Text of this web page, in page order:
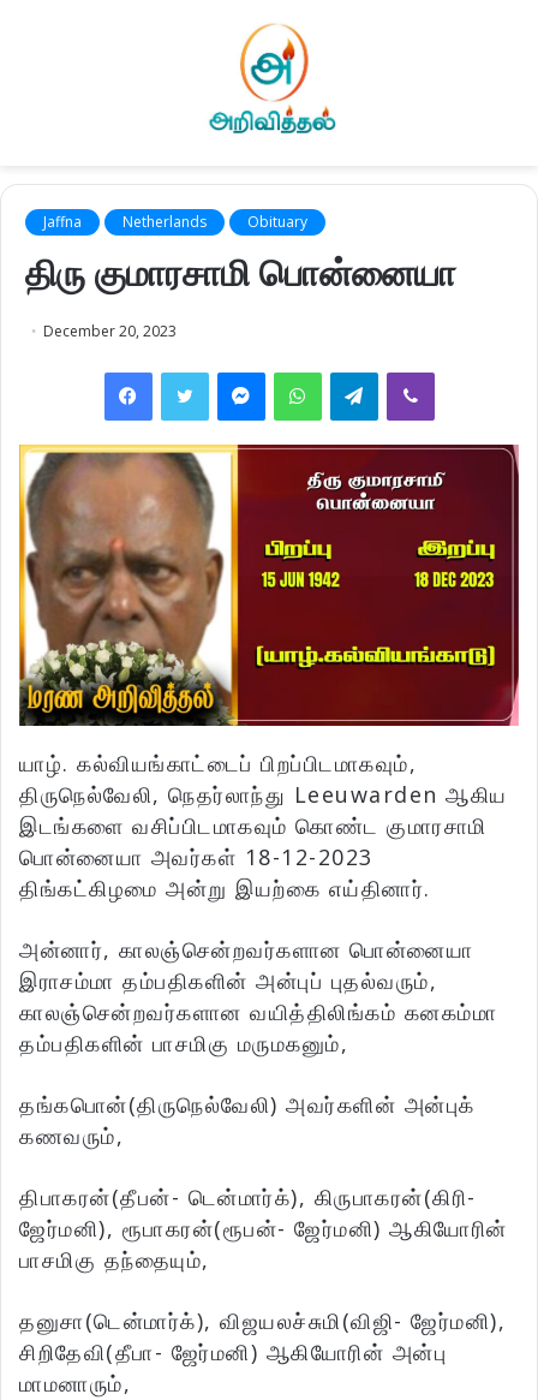
Jaffna Netherlands Obituary
திரு குமாரசாமி பொன்னையா
December 20, 2023
FacebookTwitter MessengerWhatsAppTelegramViber
யாழ். கல்வியங்காட்டைப் பிறப்பிடமாகவும்,
திருநெல்வேலி, நெதர்லாந்து Leeuwarden ஆகிய
இடங்களை வசிப்பிடமாகவும் கொண்ட குமாரசாமி
பொன்னையா அவர்கள் 18-12-2023
திங்கட்கிழமை அன்று இயற்கை எய்தினார்.
அன்னார், காலஞ்சென்றவர்களான பொன்னையா
இராசம்மா தம்பதிகளின் அன்புப் புதல்வரும்,
காலஞ்சென்றவர்களான வயித்திலிங்கம் கனகம்மா
தம்பதிகளின் பாசமிகு மருமகனும்,
தங்கபொன்(திருநெல்வேலி) அவர்களின் அன்புக்
கணவரும்,
திபாகரன்(தீபன்- டென்மார்க்), கிருபாகரன்(கிரி-
ஜேர்மனி), ரூபாகரன்(ரூபன்- ஜேர்மனி) ஆகியோரின்
பாசமிகு தந்தையும்,
தனுசா(டென்மார்க்), விஜயலச்சுமி(விஜி- ஜேர்மனி),
சிறிதேவி(தீபா- ஜேர்மனி) ஆகியோரின் அன்பு
மாமனாரும்,